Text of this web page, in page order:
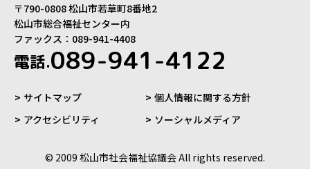
〒790-0808 松山市若草町8番地2
松山市総合福祉センター内
ファックス：089-941-4408
電話.089-941-4122
サイトマップ
個人情報に関する方針
アクセシビリティ
ソーシャルメディア
© 2009 松山市社会福祉協議会 All rights reserved.